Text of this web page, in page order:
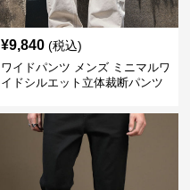
¥9,840 (税込)
ワイドパンツ メンズ ミニマルワ
イドシルエット立体裁断パンツ